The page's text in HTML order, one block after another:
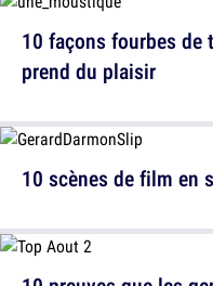
10 façons fourbes de
prend du plaisir
10 scènes de film en